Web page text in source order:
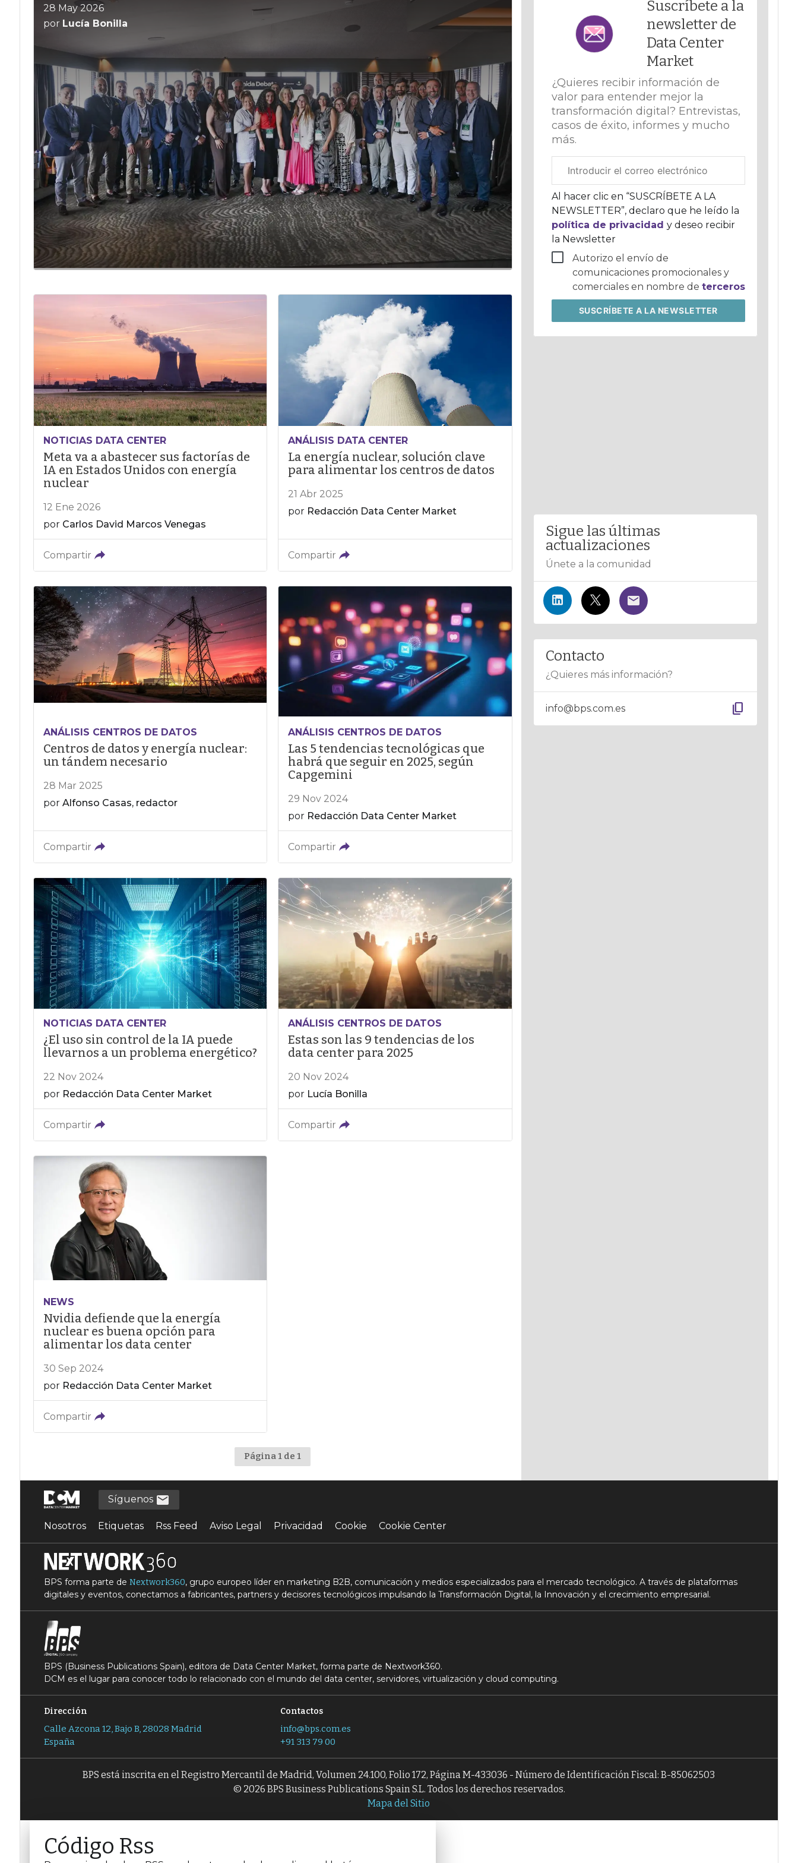
28 May 2026
por Lucía Bonilla
NOTICIAS DATA CENTER
Meta va a abastecer sus factorías de
IA en Estados Unidos con energía
nuclear
12 Ene 2026
por Carlos David Marcos Venegas
Compartir
ANÁLISIS DATA CENTER
La energía nuclear, solución clave
para alimentar los centros de datos
21 Abr 2025
por Redacción Data Center Market
Compartir
ANÁLISIS CENTROS DE DATOS
Centros de datos y energía nuclear:
un tándem necesario
28 Mar 2025
por Alfonso Casas, redactor
Compartir
ANÁLISIS CENTROS DE DATOS
Las 5 tendencias tecnológicas que
habrá que seguir en 2025, según
Capgemini
29 Nov 2024
por Redacción Data Center Market
Compartir
NOTICIAS DATA CENTER
¿El uso sin control de la IA puede
llevarnos a un problema energético?
22 Nov 2024
por Redacción Data Center Market
Compartir
ANÁLISIS CENTROS DE DATOS
Estas son las 9 tendencias de los
data center para 2025
20 Nov 2024
por Lucía Bonilla
Compartir
NEWS
Nvidia defiende que la energía
nuclear es buena opción para
alimentar los data center
30 Sep 2024
por Redacción Data Center Market
Compartir
Página 1 de 1
Suscríbete a la
newsletter de
Data Center
Market
¿Quieres recibir información de
valor para entender mejor la
transformación digital? Entrevistas,
casos de éxito, informes y mucho
más.
electrónico
corporativo
Al hacer clic en “SUSCRÍBETE A LA
NEWSLETTER”, declaro que he leído la
política de privacidad y deseo recibir
la Newsletter
Autorizo el envío de
comunicaciones promocionales y
comerciales en nombre de terceros
SUSCRÍBETEA LA NEWSLETTER
Sigue las últimas
actualizaciones
Únete a la comunidad
Contacto
¿Quieres más información?
info@bps.com.es content_copy
Síguenos
Nosotros Etiquetas Rss Feed Aviso Legal Privacidad Cookie Cookie Center
BPS forma parte de Nextwork360, grupo europeo líder en marketing B2B, comunicación y medios especializados para el mercado tecnológico. A través de plataformas
digitales y eventos, conectamos a fabricantes, partners y decisores tecnológicos impulsando la Transformación Digital, la Innovación y el crecimiento empresarial.
BPS (Business Publications Spain), editora de Data Center Market, forma parte de Nextwork360.
DCM es el lugar para conocer todo lo relacionado con el mundo del data center, servidores, virtualización y cloud computing.
Dirección
Calle Azcona 12, Bajo B, 28028 Madrid
España
Contactos
info@bps.com.es
+91 313 79 00
BPS está inscrita en el Registro Mercantil de Madrid, Volumen 24.100, Folio 172, Página M-433036 - Número de Identificación Fiscal: B-85062503
© 2026 BPS Business Publications Spain S.L. Todos los derechos reservados.
Mapa del Sitio
Código Rss